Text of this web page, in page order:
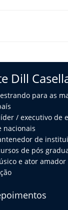
Dill
para as
/ executivo de
nacionais
de
de pós
e ator amador